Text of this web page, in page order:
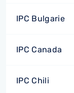
IPC Bulgarie
IPC Canada
IPC Chili